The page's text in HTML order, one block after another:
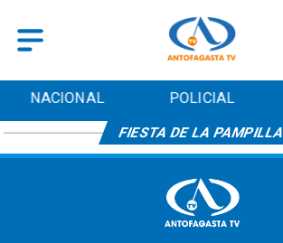
NACIONAL POLICIAL
FIESTA DE LA PAMPILLA